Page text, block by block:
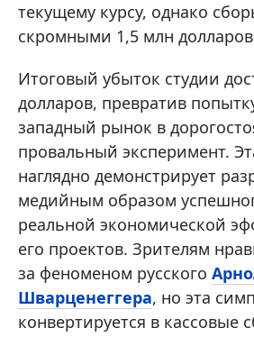
текущему курсу, однако
скромными 1,5 млн
Итоговый убыток студии
долларов, превратив
западный рынок в
провальный эксперимент.
наглядно демонстрирует
медийным образом
реальной экономической
его проектов. Зрителям
за феноменом русского
Шварценеггера, но эта
конвертируется в кассовые